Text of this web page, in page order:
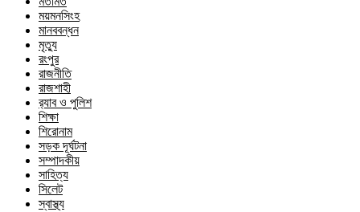
ময়মনসিংহ
মানববন্ধন
মৃত্যু
রংপুর
রাজনীতি
রাজশাহী
র‍্যাব ও পুলিশ
শিক্ষা
শিরোনাম
সড়ক দূর্ঘটনা
সম্পাদকীয়
সাহিত্য
সিলেট
স্বাস্থ্য